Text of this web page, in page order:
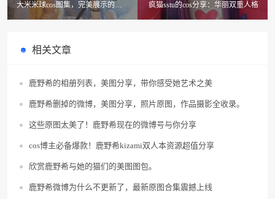
大米米球cos图集，完美展示的图
疯猫sstu的cos分享：华丽双重人格
相关文章
鹿野希的相册列表，美图分享，带你感受她艺术之美
鹿野希删掉的微博，美图分享，照片原图，作品摄影全收录。
这些原图太美了！鹿野希现在的微博号与你分享
cos博主必备爆款！鹿野希kizami双人本资源超值分享
欣赏鹿野希与她的猫们的美图图包。
鹿野希微博为什么不更新了，最新原图合集震撼上线